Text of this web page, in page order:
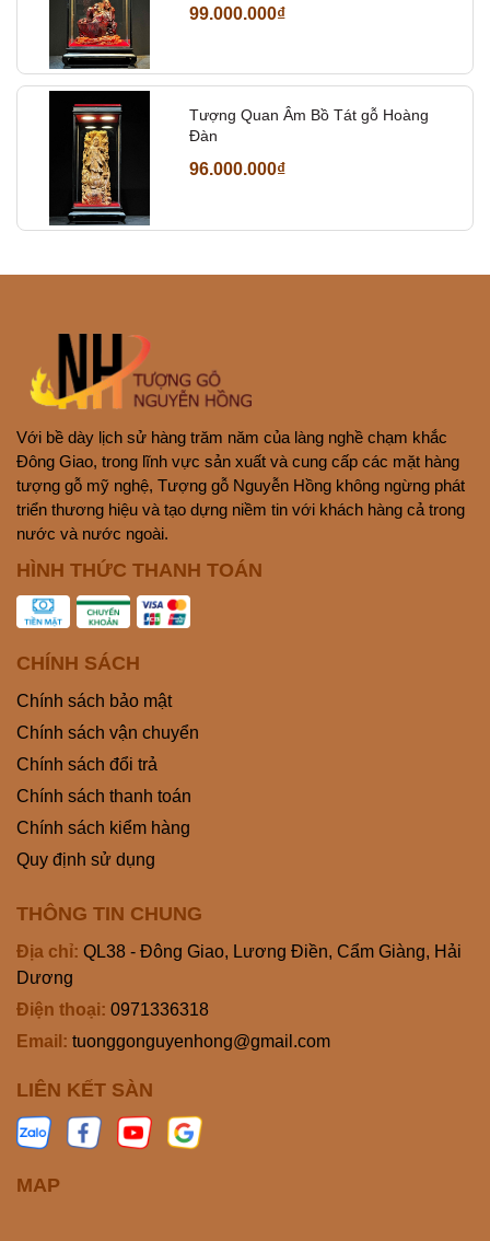
99.000.000₫
Tượng Quan Âm Bồ Tát gỗ Hoàng
Đàn
96.000.000₫
Với bề dày lịch sử hàng trăm năm của làng nghề chạm khắc
Đông Giao, trong lĩnh vực sản xuất và cung cấp các mặt hàng
tượng gỗ mỹ nghệ, Tượng gỗ Nguyễn Hồng không ngừng phát
triển thương hiệu và tạo dựng niềm tin với khách hàng cả trong
nước và nước ngoài.
HÌNH THỨC THANH TOÁN
CHÍNH SÁCH
Chính sách bảo mật
Chính sách vận chuyển
Chính sách đổi trả
Chính sách thanh toán
Chính sách kiểm hàng
Quy định sử dụng
THÔNG TIN CHUNG
Địa chỉ: QL38 - Đông Giao, Lương Điền, Cẩm Giàng, Hải
Dương
Điện thoại: 0971336318
Email: tuonggonguyenhong@gmail.com
LIÊN KẾT SÀN
MAP